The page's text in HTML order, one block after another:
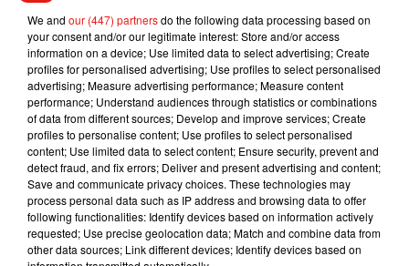
une expérience en équitation."
Afin de candidater,il faut remplir le formulaire ci-dessous
pour fixer un rendez-vous de pré-sélection,ou se
rendrepour le casting sur le place, muni de votre numéro de
sécurité sociale et d’une photo papier :
– Salle Saint Jean, 3 rue de la Reine Bérangère, 72000 Le
Mans, les lundi et mardi 24 & 25 juillet 2023 de 10h-12h30 et
13h30-17h30
Vibraye équitation« La Bellonnière » au Club House,
72320 Vibraye, lemercredi 26 juillet de 10h-12h30 et 13h30-
We and our (447) partnersdo the following data processing based on
your consent and/or our legitimate interest: Store and/or access
information on a device; Use limited data to select advertising; Create
profiles for personalised advertising; Use profiles to select personalised
advertising; Measure advertising performance; Measure content
performance; Understand audiences through statistics or combinations
of data from different sources; Develop and improve services; Create
profiles to personalise content; Use profiles to select personalised
content; Use limited data to select content; Ensure security, prevent and
detect fraud, and fix errors; Deliver and present advertising and content;
Save and communicate privacy choices. These technologies may
process personal data such as IP address and browsing data to offer
following functionalities: Identify devices based on information actively
requested; Use precise geolocation data; Match and combine data from
other data sources; Link different devices; Identify devices based on